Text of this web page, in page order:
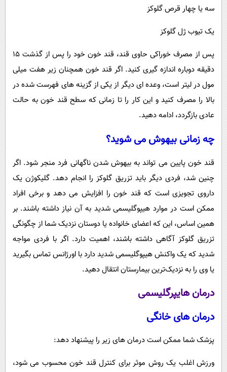
سه یا چهار قرص گلوکز
یک تیوب ژل گلوکز
پس از مصرف خوراکی حاوی قند، قند خون خود را پس از گذشت 15
دقیقه دوباره اندازه گیری کنید. اگر قند خون همچنان زیر هفت میلی
مول در لیتر است، وعده ای دیگر از یکی از گزینه های فهرست شده در
بالا را مصرف کنید و این کار را تا زمانی که سطح قند خون به حالت
عادی بازگردد، ادامه دهید.
چه زمانی بیهوش می شوید؟
قند خون پایین می تواند به بیهوش شدن ناگهانی فرد منجر شود. اگر
چنین شد، فردی دیگر باید تزریق گلوکز را انجام دهد. گلیکوژن یک
داروی تجویزی است که قند خون را افزایش می دهد و برخی افراد
ممکن است در موارد هیپوگلیسمی شدید به آن نیاز داشته باشند. بر
همین اساس، این که اعضای خانواده یا دوستان نزدیک شما از چگونگی
تزریق گلوکز آگاهی داشته باشند، اهمیت دارد. اگر با فردی مواجه
شدید که یک واکنش هیپوگلیسمی شدید دارد با اورژانس تماس بگیرید
یا وی را به نزدیک‌ترین بیمارستان انتقال دهید.
درمان هایپرگلیسمی
درمان های خانگی
پزشک شما ممکن است درمان های زیر را پیشنهاد دهد:
ورزش اغلب یک روش موثر برای کنترل قند خون محسوب می شود،